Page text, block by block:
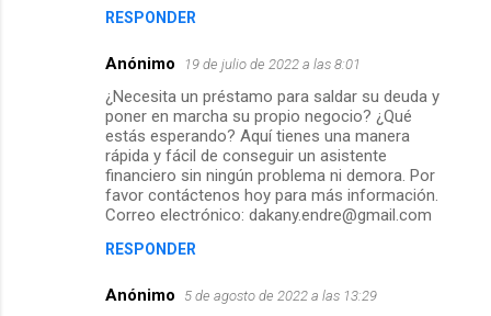
RESPONDER
Anónimo 19 de julio de 2022 a las 8:01
¿Necesita un préstamo para saldar su deuda y
poner en marcha su propio negocio? ¿Qué
estás esperando? Aquí tienes una manera
rápida y fácil de conseguir un asistente
financiero sin ningún problema ni demora. Por
favor contáctenos hoy para más información.
Correo electrónico: dakany.endre@gmail.com
RESPONDER
Anónimo 5 de agosto de 2022 a las 13:29